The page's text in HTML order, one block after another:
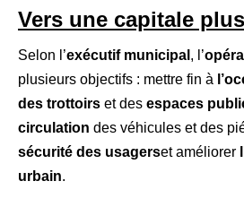
Vers une capitale
Selon l’exécutif municipal , l’
plusieurs objectifs : mettre fin à
des trottoirs et des espaces
circulation des véhicules et des
sécurité des usagerset améliorer
urbain.